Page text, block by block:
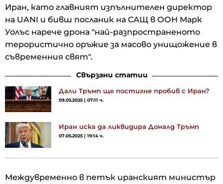
Иран, като главният изпълнителен директор
на UANI и бивш посланик на САЩ в ООН Марк
Уолъс нарече дрона "най-разпространеното
терористично оръжие за масово унищожение в
съвременния свят".
Свързани статии
Дали Тръмп ще постигне пробив с Иран?
09.05.2025 | 07:11 ч.
Иран иска да ликвидира Доналд Тръмп
07.05.2025 | 19:14 ч.
Междувременно в петък иранският министър